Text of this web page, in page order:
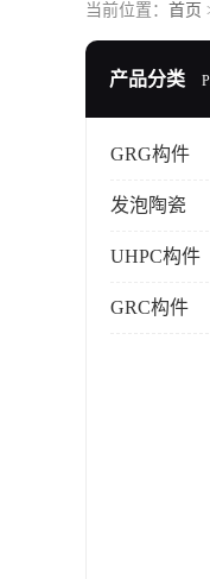
当前位置： 首页
产品分类
GRG构件
发泡陶瓷
UHPC构件
GRC构件